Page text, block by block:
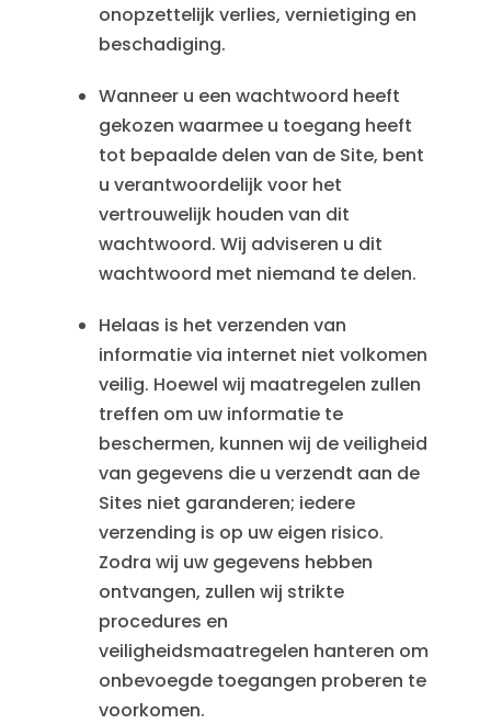
onopzettelijk verlies, vernietiging en
beschadiging.
Wanneer u een wachtwoord heeft
gekozen waarmee u toegang heeft
tot bepaalde delen van de Site, bent
u verantwoordelijk voor het
vertrouwelijk houden van dit
wachtwoord. Wij adviseren u dit
wachtwoord met niemand te delen.
Helaas is het verzenden van
informatie via internet niet volkomen
veilig. Hoewel wij maatregelen zullen
treffen om uw informatie te
beschermen, kunnen wij de veiligheid
van gegevens die u verzendt aan de
Sites niet garanderen; iedere
verzending is op uw eigen risico.
Zodra wij uw gegevens hebben
ontvangen, zullen wij strikte
procedures en
veiligheidsmaatregelen hanteren om
onbevoegde toegangen proberen te
voorkomen.